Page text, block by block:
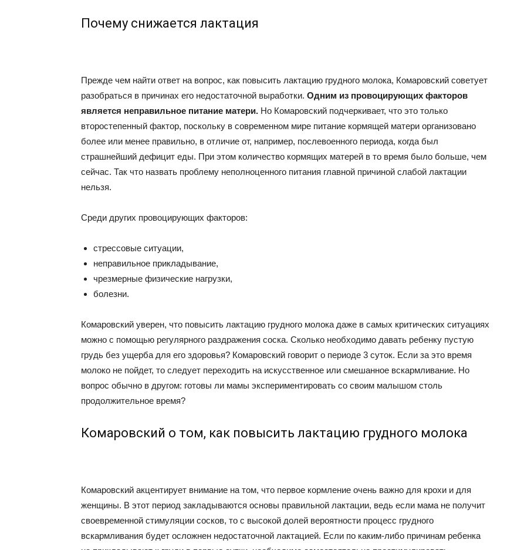
Почему снижается лактация
Прежде чем найти ответ на вопрос, как повысить лактацию грудного молока, Комаровский советует
разобраться в причинах его недостаточной выработки. Одним из провоцирующих факторов
является неправильное питание матери. Но Комаровский подчеркивает, что это только
второстепенный фактор, поскольку в современном мире питание кормящей матери организовано
более или менее правильно, в отличие от, например, послевоенного периода, когда был
страшнейший дефицит еды. При этом количество кормящих матерей в то время было больше, чем
сейчас. Так что назвать проблему неполноценного питания главной причиной слабой лактации
нельзя.
Среди других провоцирующих факторов:
стрессовые ситуации,
неправильное прикладывание,
чрезмерные физические нагрузки,
болезни.
Комаровский уверен, что повысить лактацию грудного молока даже в самых критических ситуациях
можно с помощью регулярного раздражения соска. Сколько необходимо давать ребенку пустую
грудь без ущерба для его здоровья? Комаровский говорит о периоде 3 суток. Если за это время
молоко не пойдет, то следует переходить на искусственное или смешанное вскармливание. Но
вопрос обычно в другом: готовы ли мамы экспериментировать со своим малышом столь
продолжительное время?
Комаровский о том, как повысить лактацию грудного молока
Комаровский акцентирует внимание на том, что первое кормление очень важно для крохи и для
женщины. В этот период закладываются основы правильной лактации, ведь если мама не получит
своевременной стимуляции сосков, то с высокой долей вероятности процесс грудного
вскармливания будет осложнен недостаточной лактацией. Если по каким-либо причинам ребенка